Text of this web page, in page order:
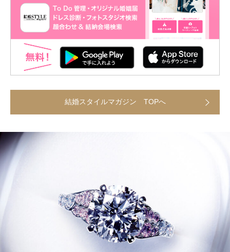
結婚スタイルマガジン TOPへ